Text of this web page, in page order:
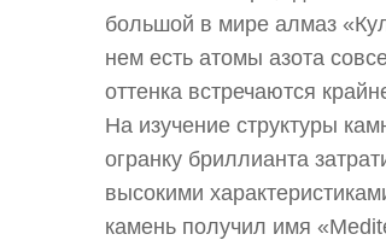
большой в мире алмаз
нем есть атомы азота
оттенка встречаются
На изучение структуры
огранку бриллианта
высокими
камень получил имя